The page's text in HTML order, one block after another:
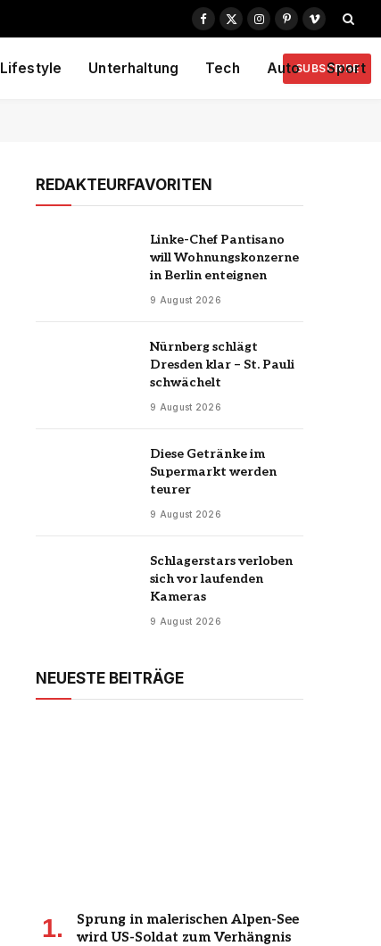
Facebook
X
Instagram
PinterestVimeo
Lifestyle Unterhaltung Tech Auto Sport
SUBSCRIBE
REDAKTEURFAVORITEN
Linke-Chef Pantisano
will Wohnungskonzerne
in Berlin enteignen
9 August 2026
Nürnberg schlägt
Dresden klar – St. Pauli
schwächelt
9 August 2026
Diese Getränke im
Supermarkt werden
teurer
9 August 2026
Schlagerstars verloben
sich vor laufenden
Kameras
9 August 2026
NEUESTE BEITRÄGE
Sprung in malerischen Alpen-See
wird US-Soldat zum Verhängnis